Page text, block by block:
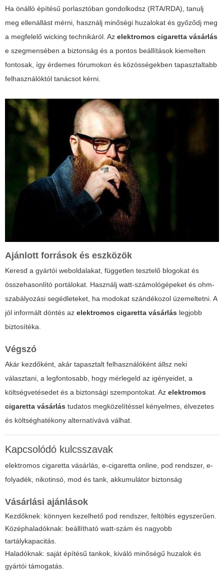
Ha önálló építésű porlasztóban gondolkodsz (RTA/RDA), tanulj
meg ellenállást mérni, használj minőségi huzalokat és győződj meg
a megfelelő wicking technikáról. Az elektromos cigaretta vásárlás
e szegmensében a biztonság és a pontos beállítások kiemelten
fontosak, így érdemes fórumokon és közösségekben tapasztaltabb
felhasználóktól tanácsot kérni.
Ajánlott források és eszközök
Keresd a gyártói weboldalakat, független tesztelő blogokat és
összehasonlító portálokat. Használj watt-számológépeket és ohm-
szabályozási segédleteket, ha modokat szándékozol üzemeltetni. A
jól informált döntés az elektromos cigaretta vásárlás legjobb
biztosítéka.
Végszó
Akár kezdőként, akár tapasztalt felhasználóként állsz neki
választani, a legfontosabb, hogy mérlegeld az igényeidet, a
költségvetésedet és a biztonsági szempontokat. Az elektromos
cigaretta vásárlás tudatos megközelítéssel kényelmes, élvezetes
és költséghatékony alternatívává válhat.
Kapcsolódó kulcsszavak
elektromos cigaretta vásárlás, e-cigaretta online, pod rendszer, e-
folyadék, nikotinsó, mod és tank, akkumulátor biztonság
Vásárlási ajánlások
Kezdőknek: könnyen kezelhető pod rendszer, feltöltés egyszerűen.
Középhaladóknak: beállítható watt-szám és nagyobb
tartálykapacitás.
Haladóknak: saját építésű tankok, kiváló minőségű huzalok és
gyártói támogatás.